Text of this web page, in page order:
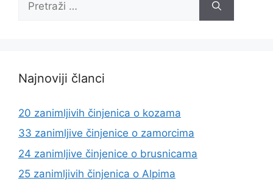
Najnoviji članci
20 zanimljivih činjenica o kozama
33 zanimljive činjenice o zamorcima
24 zanimljive činjenice o brusnicama
25 zanimljivih činjenica o Alpima